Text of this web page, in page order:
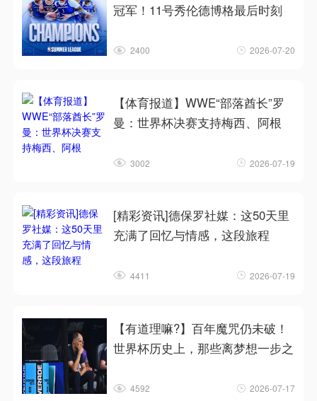
冠军！11号秀伦德博格最后时刻
2400 2026-07-20
【体育报道】WWE“部落酋长”罗
曼：世界杯决赛支持梅西、阿根
3002 2026-07-19
[精彩资讯]德保罗社媒：这50天里
充满了回忆与情感，这段旅程
4411 2026-07-19
【有道理嘛?】百年魔咒仍未破！
世界杯历史上，那些离梦想一步之
4592 2026-07-17